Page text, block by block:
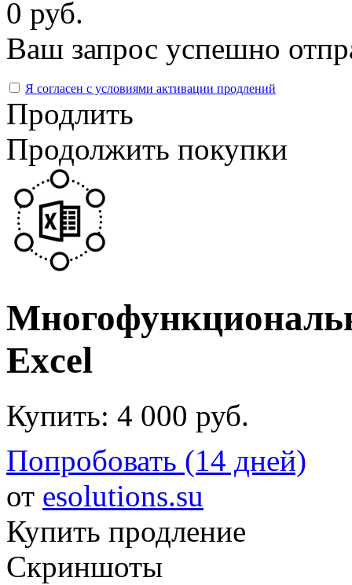
0 руб.
Ваш запрос успешно
Я согласен с условиями активации продлений
Продлить
Продолжить покупки
Excel
Купить: 4 000 руб.
Попробовать (14 дней)
от esolutions.su
Купить продление
Скриншоты